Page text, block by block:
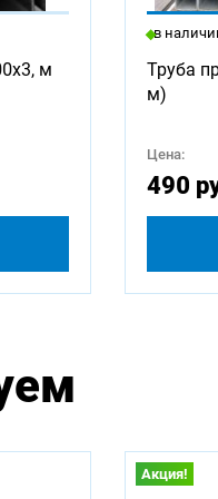
750
2500
4500
м
в
Труба
м)
Цена:
490
Акция!